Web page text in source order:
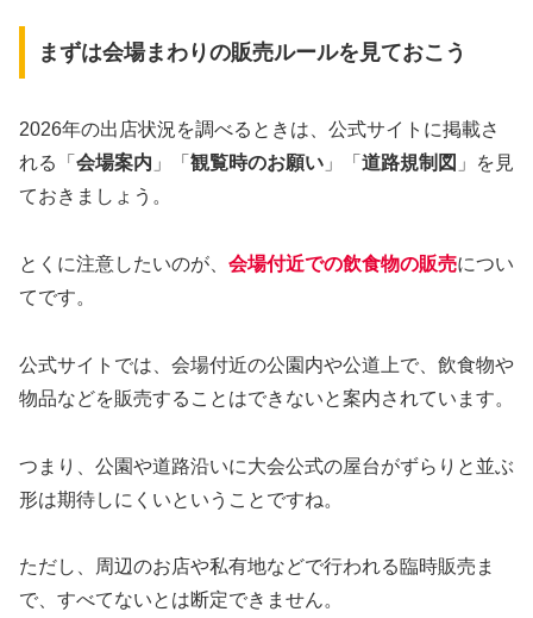
まずは会場まわりの販売ルールを見ておこう
2026年の出店状況を調べるときは、公式サイトに掲載さ
れる「 会場案内 」「 観覧時のお願い 」「 道路規制図 」を見
ておきましょう。
とくに注意したいのが、 会場付近での飲食物の販売につい
てです。
公式サイトでは、会場付近の公園内や公道上で、飲食物や
物品などを販売することはできないと案内されています。
つまり、公園や道路沿いに大会公式の屋台がずらりと並ぶ
形は期待しにくいということですね。
ただし、周辺のお店や私有地などで行われる臨時販売ま
で、すべてないとは断定できません。